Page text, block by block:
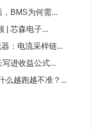
BMS为何需...
| 芯森电子...
：电流采样链...
进收益公式...
么越跑越不准？...